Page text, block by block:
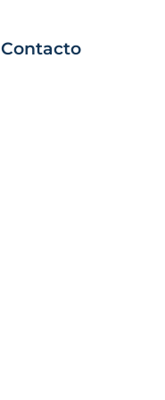
Contacto